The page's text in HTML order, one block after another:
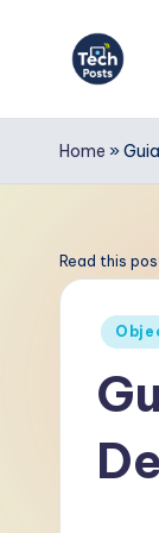
T
e
h
Home »
Read this
Posted